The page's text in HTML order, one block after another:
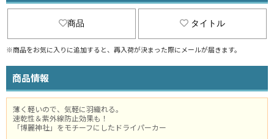
商品 タイトル
※商品をお気に入りに追加すると、再入荷が決まった際にメールが届きます。
商品情報
薄く軽いので、気軽に羽織れる。
速乾性＆紫外線防止効果も！
「博麗神社」をモチーフにしたドライパーカー